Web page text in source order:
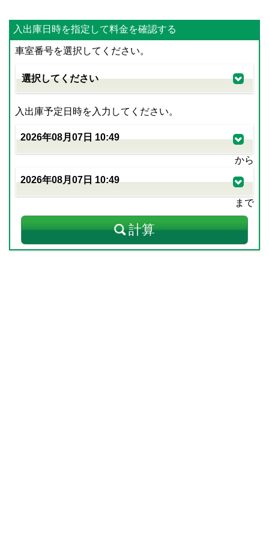
入出庫日時を指定して料金を確認する
車室番号を選択してください。
入出庫予定日時を入力してください。
から
まで
計算